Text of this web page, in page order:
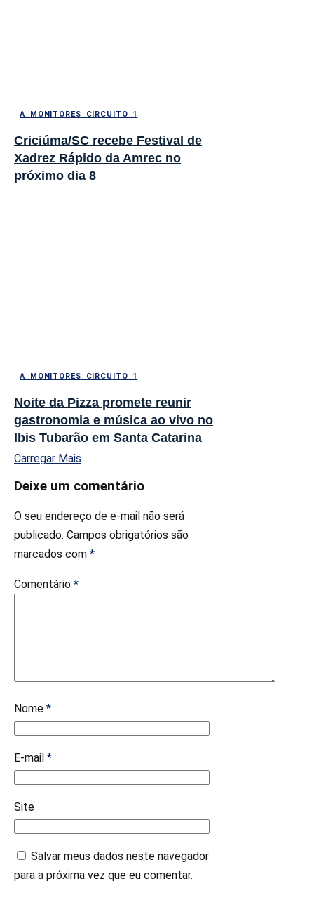
A_MONITORES_CIRCUITO_1
Criciúma/SC recebe Festival de
Xadrez Rápido da Amrec no
próximo dia 8
A_MONITORES_CIRCUITO_1
Noite da Pizza promete reunir
gastronomia e música ao vivo no
Ibis Tubarão em Santa Catarina
Carregar Mais
Deixe um comentário
O seu endereço de e-mail não será
publicado. Campos obrigatórios são
marcados com *
Comentário *
Nome *
E-mail *
Site
Salvar meus dados neste navegador
para a próxima vez que eu comentar.